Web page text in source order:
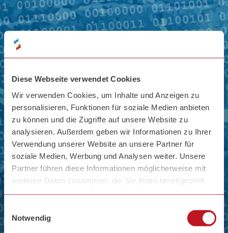
Diese Webseite verwendet Cookies
Wir verwenden Cookies, um Inhalte und Anzeigen zu
personalisieren, Funktionen für soziale Medien anbieten
zu können und die Zugriffe auf unsere Website zu
analysieren. Außerdem geben wir Informationen zu Ihrer
Verwendung unserer Website an unsere Partner für
soziale Medien, Werbung und Analysen weiter. Unsere
Partner führen diese Informationen möglicherweise mit
weiteren Daten zusammen, die Sie ihnen bereitgestellt
Notwendig
Zum
Inhalt